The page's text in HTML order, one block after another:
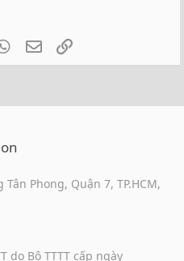
WhatsApp
Email
Phong, Quận 7, TP.HCM,
do Bộ TTTT cấp ngày